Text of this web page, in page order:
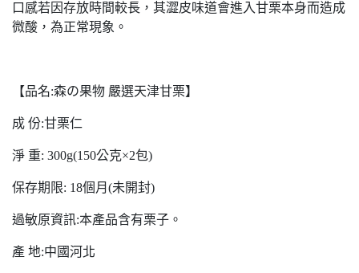
口感若因存放時間較長，其澀皮味道會進入甘栗本身而造成
微酸，為正常現象。
【品名:森の果物 嚴選天津甘栗】
成 份:甘栗仁
淨 重: 300g(150公克×2包)
保存期限: 18個月(未開封)
過敏原資訊:本產品含有栗子。
產 地:中國河北